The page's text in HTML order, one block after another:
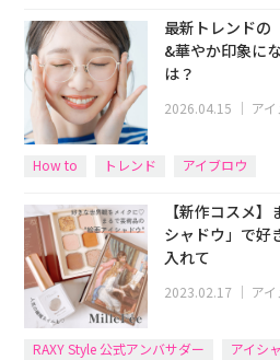
最新トレンドの
&華やか印象に
は？
2026.04.15 ｜ ア
How to トレンド アイブロウ
【新作コスメ
シャドウ」で好
入れて
2023.02.17 ｜ ア
RAXY Style 公式アンバサダー アイシ